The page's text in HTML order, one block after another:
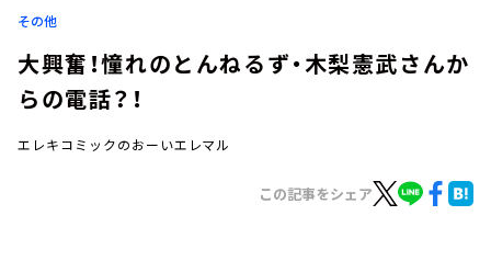
その他
大興奮！憧れのとんねるず・木梨憲武さんか
らの電話？！
エレキコミックのおーいエレマル
この記事をシェア